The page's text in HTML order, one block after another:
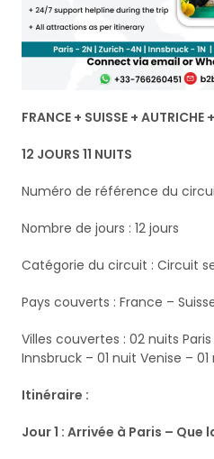
FRANCE + SUISSE + AUTRICHE
12 JOURS 11 NUITS
Numéro de référence du
Nombre de jours : 12 jours
Catégorie du circuit : Circuit
Pays couverts : France –
Villes couvertes : 02 nuits
Innsbruck – 01 nuit Venise –
Itinéraire :
Jour 1 : Arrivée à Paris – Que